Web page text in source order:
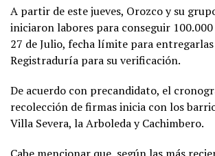
A partir de este jueves, Orozco y su
iniciaron labores para conseguir
27 de Julio, fecha límite para
Registraduría para su verificación.
De acuerdo con precandidato, el
recolección de firmas inicia con los
Villa Severa, la Arboleda y Cachimbero.